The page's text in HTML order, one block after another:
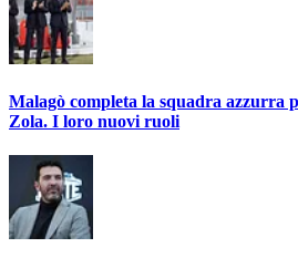
Malagò completa la squadra azzurra
Zola. I loro nuovi ruoli